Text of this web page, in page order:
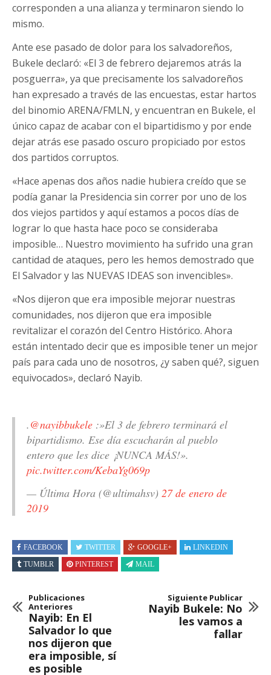
corresponden a una alianza y terminaron siendo lo
mismo.
Ante ese pasado de dolor para los salvadoreños,
Bukele declaró: «El 3 de febrero dejaremos atrás la
posguerra», ya que precisamente los salvadoreños
han expresado a través de las encuestas, estar hartos
del binomio ARENA/FMLN, y encuentran en Bukele, el
único capaz de acabar con el bipartidismo y por ende
dejar atrás ese pasado oscuro propiciado por estos
dos partidos corruptos.
«Hace apenas dos años nadie hubiera creído que se
podía ganar la Presidencia sin correr por uno de los
dos viejos partidos y aquí estamos a pocos días de
lograr lo que hasta hace poco se consideraba
imposible… Nuestro movimiento ha sufrido una gran
cantidad de ataques, pero les hemos demostrado que
El Salvador y las NUEVAS IDEAS son invencibles».
«Nos dijeron que era imposible mejorar nuestras
comunidades, nos dijeron que era imposible
revitalizar el corazón del Centro Histórico. Ahora
están intentado decir que es imposible tener un mejor
país para cada uno de nosotros, ¿y saben qué?, siguen
equivocados», declaró Nayib.
.@nayibbukele :»El 3 de febrero terminará el
bipartidismo. Ese día escucharán al pueblo
entero que les dice ¡NUNCA MÁS!».
pic.twitter.com/KebaYg069p
— Última Hora (@ultimahsv) 27 de enero de
2019
FACEBOOK TWITTER GOOGLE+
LINKEDIN
TUMBLR
PINTEREST MAIL
Publicaciones
Anteriores
Nayib: En El
Salvador lo que
nos dijeron que
era imposible, sí
es posible
Siguiente Publicar
Nayib Bukele: No
les vamos a
fallar